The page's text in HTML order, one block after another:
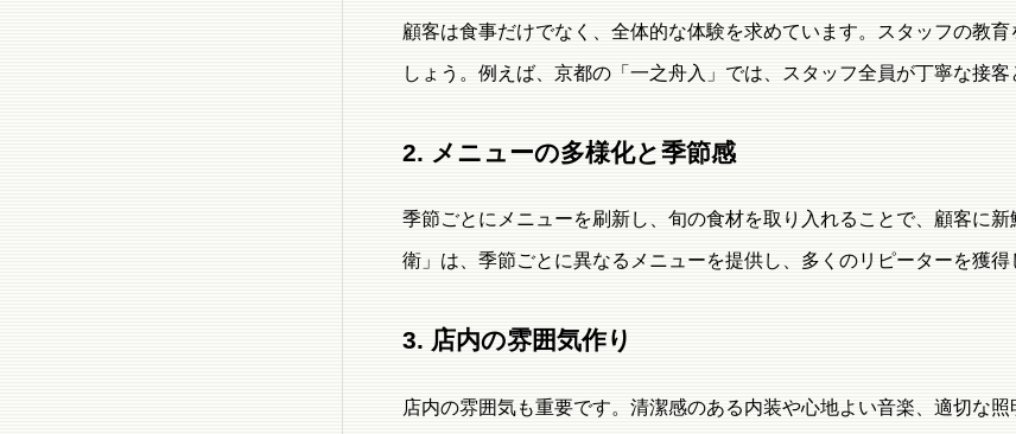
顧客は食事だけでなく、全体的な体験を求めています。スタッフの教
しょう。例えば、京都の「一之舟入」では、スタッフ全員が丁寧な接
2. メニューの多様化と季節感
季節ごとにメニューを刷新し、旬の食材を取り入れることで、顧客に
衛」は、季節ごとに異なるメニューを提供し、多くのリピーターを獲得
3. 店内の雰囲気作り
店内の雰囲気も重要です。清潔感のある内装や心地よい音楽、適切な